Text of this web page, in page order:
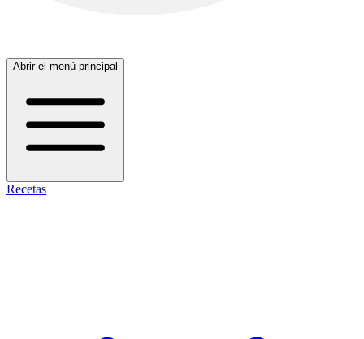
Abrir el menú principal
Recetas